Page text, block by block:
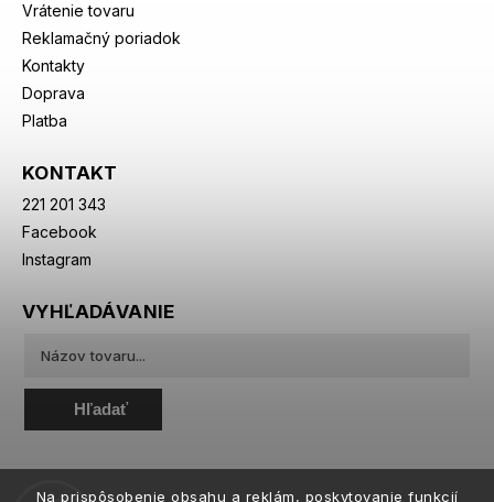
Na prispôsobenie obsahu a reklám, poskytovanie funkcií
Vrátenie tovaru
Reklamačný poriadok
Kontakty
Doprava
Platba
KONTAKT
221 201 343
Facebook
Instagram
VYHĽADÁVANIE
Hľadať